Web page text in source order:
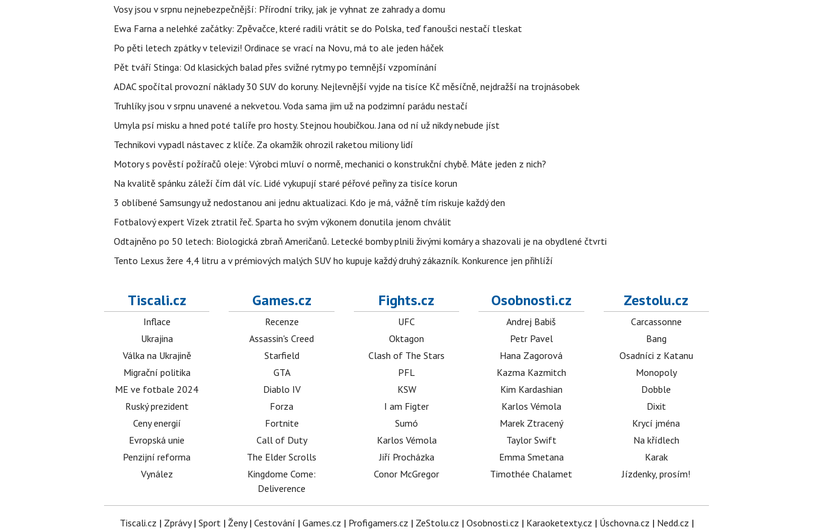
Vosy jsou v srpnu nejnebezpečnější: Přírodní triky, jak je vyhnat ze zahrady a domu
Ewa Farna a nelehké začátky: Zpěvačce, které radili vrátit se do Polska, teď fanoušci nestačí tleskat
Po pěti letech zpátky v televizi! Ordinace se vrací na Novu, má to ale jeden háček
Pět tváří Stinga: Od klasických balad přes svižné rytmy po temnější vzpomínání
ADAC spočítal provozní náklady 30 SUV do koruny. Nejlevnější vyjde na tisíce Kč měsíčně, nejdražší na trojnásobek
Truhlíky jsou v srpnu unavené a nekvetou. Voda sama jim už na podzimní parádu nestačí
Umyla psí misku a hned poté talíře pro hosty. Stejnou houbičkou. Jana od ní už nikdy nebude jíst
Technikovi vypadl nástavec z klíče. Za okamžik ohrozil raketou miliony lidí
Motory s pověstí požíračů oleje: Výrobci mluví o normě, mechanici o konstrukční chybě. Máte jeden z nich?
Na kvalitě spánku záleží čím dál víc. Lidé vykupují staré péřové peřiny za tisíce korun
3 oblíbené Samsungy už nedostanou ani jednu aktualizaci. Kdo je má, vážně tím riskuje každý den
Fotbalový expert Vízek ztratil řeč. Sparta ho svým výkonem donutila jenom chválit
Odtajněno po 50 letech: Biologická zbraň Američanů. Letecké bomby plnili živými komáry a shazovali je na obydlené čtvrti
Tento Lexus žere 4,4 litru a v prémiových malých SUV ho kupuje každý druhý zákazník. Konkurence jen přihlíží
Tiscali.cz
Inflace
Ukrajina
Válka na Ukrajině
Migrační politika
ME ve fotbale 2024
Ruský prezident
Ceny energií
Evropská unie
Penzijní reforma
Vynález
Games.cz
Recenze
Assassin's Creed
Starfield
GTA
Diablo IV
Forza
Fortnite
Call of Duty
The Elder Scrolls
Kingdome Come:
Deliverence
Fights.cz
UFC
Oktagon
Clash of The Stars
PFL
KSW
I am Figter
Sumó
Karlos Vémola
Jiří Procházka
Conor McGregor
Osobnosti.cz
Andrej Babiš
Petr Pavel
Hana Zagorová
Kazma Kazmitch
Kim Kardashian
Karlos Vémola
Marek Ztracený
Taylor Swift
Emma Smetana
Timothée Chalamet
Zestolu.cz
Carcassonne
Bang
Osadníci z Katanu
Monopoly
Dobble
Dixit
Krycí jména
Na křídlech
Karak
Jízdenky, prosím!
Tiscali.cz | Zprávy| Sport| Ženy| Cestování | Games.cz | Profigamers.cz | ZeStolu.cz | Osobnosti.cz | Karaoketexty.cz | Úschovna.cz | Nedd.cz |